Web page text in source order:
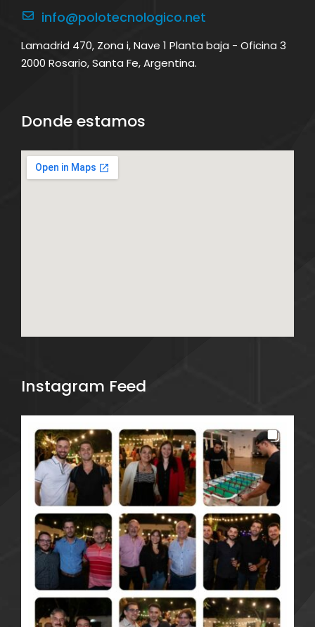
info@polotecnologico.net
Lamadrid 470, Zona i, Nave 1 Planta baja - Oficina 3
2000 Rosario, Santa Fe, Argentina.
Donde estamos
Instagram Feed